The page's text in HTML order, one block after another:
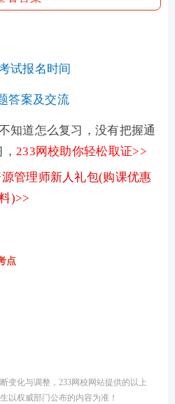
试报名时间
答案及交流
知道怎么复习，没有把握通
233网校助你轻松取证>>
管理师新人礼包(购课优惠
)>>
点
变化与调整，233网校网站提供的以上
以权威部门公布的内容为准！